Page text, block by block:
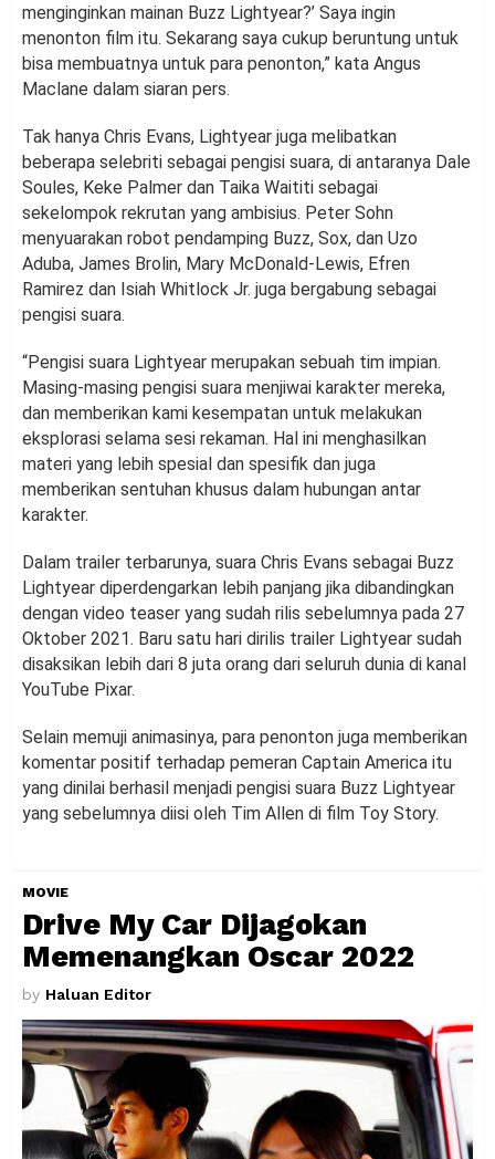
menginginkan mainan Buzz Lightyear?’ Saya ingin
menonton film itu. Sekarang saya cukup beruntung untuk
bisa membuatnya untuk para penonton,” kata Angus
Maclane dalam siaran pers.
Tak hanya Chris Evans, Lightyear juga melibatkan
beberapa selebriti sebagai pengisi suara, di antaranya Dale
Soules, Keke Palmer dan Taika Waititi sebagai
sekelompok rekrutan yang ambisius. Peter Sohn
menyuarakan robot pendamping Buzz, Sox, dan Uzo
Aduba, James Brolin, Mary McDonald-Lewis, Efren
Ramirez dan Isiah Whitlock Jr. juga bergabung sebagai
pengisi suara.
“Pengisi suara Lightyear merupakan sebuah tim impian.
Masing-masing pengisi suara menjiwai karakter mereka,
dan memberikan kami kesempatan untuk melakukan
eksplorasi selama sesi rekaman. Hal ini menghasilkan
materi yang lebih spesial dan spesifik dan juga
memberikan sentuhan khusus dalam hubungan antar
karakter.
Dalam trailer terbarunya, suara Chris Evans sebagai Buzz
Lightyear diperdengarkan lebih panjang jika dibandingkan
dengan video teaser yang sudah rilis sebelumnya pada 27
Oktober 2021. Baru satu hari dirilis trailer Lightyear sudah
disaksikan lebih dari 8 juta orang dari seluruh dunia di kanal
YouTube Pixar.
Selain memuji animasinya, para penonton juga memberikan
komentar positif terhadap pemeran Captain America itu
yang dinilai berhasil menjadi pengisi suara Buzz Lightyear
yang sebelumnya diisi oleh Tim Allen di film Toy Story.
MOVIE
Drive My Car Dijagokan
Memenangkan Oscar 2022
by Haluan Editor